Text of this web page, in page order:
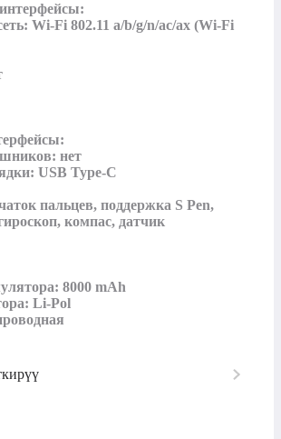
Wi-Fi 802.11 a/b/g/n/ac/ax (Wi-Fi
нет
USB Type-C
пальцев, поддержка S Pen,
компас, датчик
8000 mAh
Li-Pol